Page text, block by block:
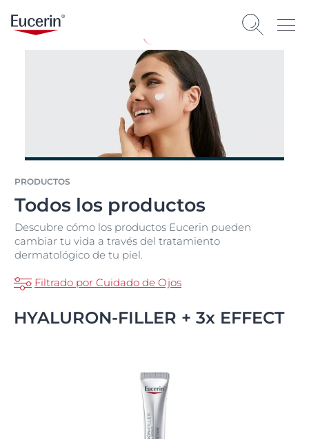
PRODUCTOS
Todos los productos
Descubre cómo los productos Eucerin pueden
cambiar tu vida a través del tratamiento
dermatológico de tu piel.
Filtrado por Cuidado de Ojos
HYALURON-FILLER + 3x EFFECT